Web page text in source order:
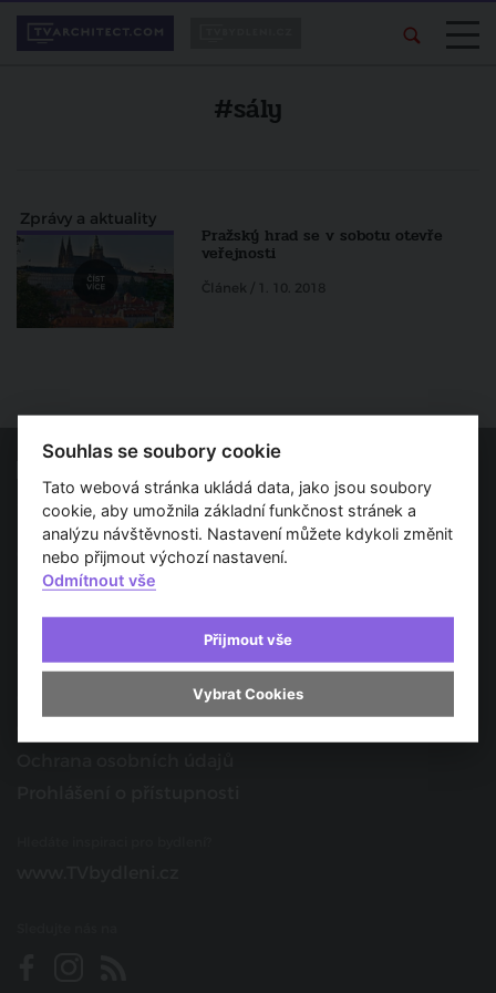
#sály
Zprávy a aktuality
Pražský hrad se v sobotu otevře
veřejnosti
Článek / 1. 10. 2018
Spojujeme svět architektury
O nás
Provozovatel
Kontakt
Spolupracujte s námi
Souhlas se soubory cookie
Tato webová stránka ukládá data, jako jsou soubory
cookie, aby umožnila základní funkčnost stránek a
analýzu návštěvnosti. Nastavení můžete kdykoli změnit
nebo přijmout výchozí nastavení.
Odmítnout vše
Přijmout vše
Vybrat Cookies